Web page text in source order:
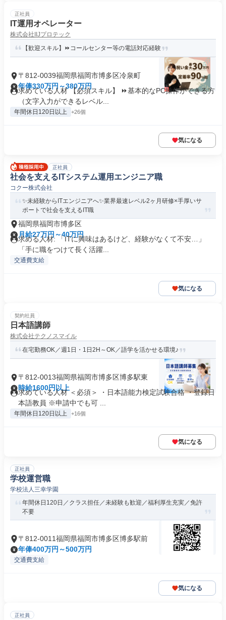
正社員
IT運用オペレーター
株式会社IIJプロテック
【歓迎スキル】⏩コールセンター等の電話対応経験
〒812-0039福岡県福岡市博多区冷泉町
年俸330万円～380万円
求めている人材 【必須スキル】 ⏩基本的なPC操作ができる方
（文字入力ができるレベル...
年間休日120日以上 +26個
気になる
正社員
社会を支えるITシステム運用エンジニア職
コクー株式会社
✨未経験からITエンジニアへ✨業界最速レベル2ヶ月研修×手厚いサ
ポートで社会を支えるIT職
福岡県福岡市博多区
月給27万円～40万円
求める人材: 「ITに興味はあるけど、経験がなくて不安…」
「手に職をつけて長く活躍...
交通費支給
気になる
契約社員
日本語講師
株式会社テクノスマイル
在宅勤務OK／週1日・1日2H～OK／語学を活かせる環境♪
〒812-0013福岡県福岡市博多区博多駅東
時給1600円以上
求めている人材 ＜必須＞ ・日本語能力検定試験合格 ・登録日
本語教員 ※申請中でも可 ...
年間休日120日以上 +16個
気になる
正社員
学校運営職
学校法人三幸学園
年間休日120日／クラス担任／未経験も歓迎／福利厚生充実／免許
不要
〒812-0011福岡県福岡市博多区博多駅前
年俸400万円～500万円
交通費支給
気になる
正社員